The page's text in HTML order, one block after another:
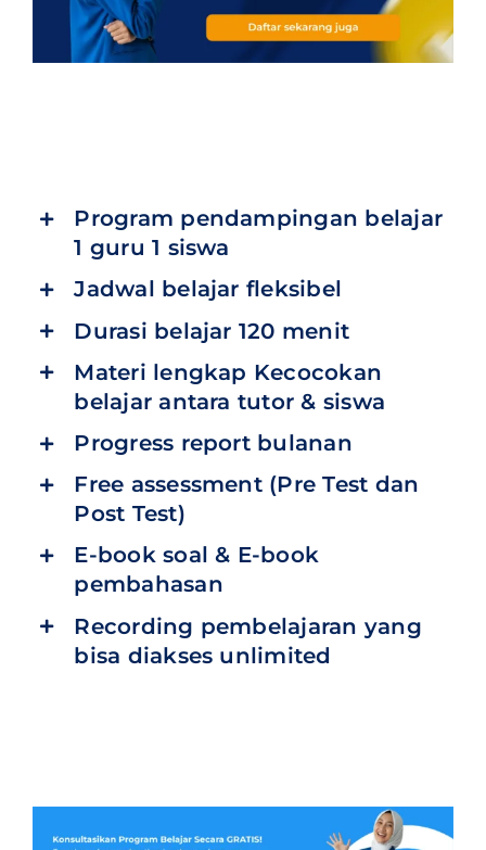
Program pendampingan belajar
1 guru 1 siswa
Jadwal belajar fleksibel
Durasi belajar 120 menit
Materi lengkap Kecocokan
belajar antara tutor & siswa
Progress report bulanan
Free assessment (Pre Test dan
Post Test)
E-book soal & E-book
pembahasan
Recording pembelajaran yang
bisa diakses unlimited